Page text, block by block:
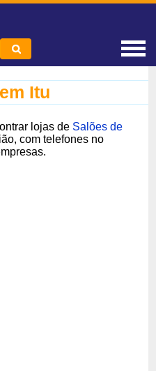
Itu
lojas de Salões de
com telefones no